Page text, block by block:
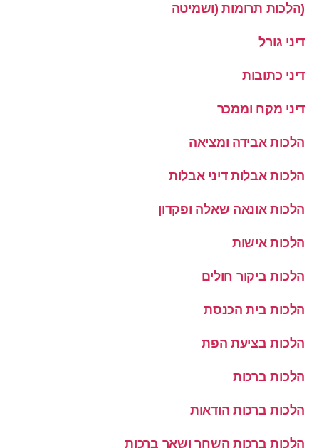
(הלכות תרומות (ושמיטה
דיני גורל
דיני כתובות
דיני מקח וממכר
הלכות אבידה ומציאה
הלכות אבלות דיני אבלות
הלכות אונאה שאלה ופקדון
הלכות אישות
הלכות ביקור חולים
הלכות בית הכנסת
הלכות בציעת הפת
הלכות ברכות
הלכות ברכות הודאות
הלכות ברכות השחר ושאר ברכות